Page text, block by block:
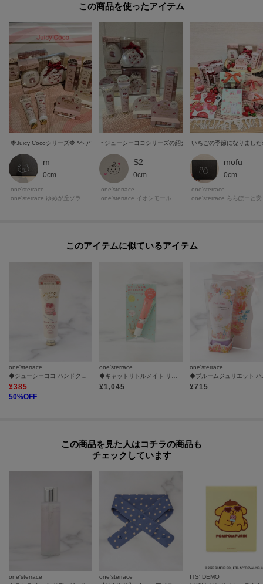
この商品を使った
m
0cm
one'sterrace
S2
0cm
one'sterrace
mofu
0cm
one'sterrace
このアイテムに似ているアイテム
one'sterrace
¥385
50%OFF
one'sterrace
¥1,045
one'sterrace
¥715
この商品を見た人はコチラの商品も
チェックしています
one'sterrace
one'sterrace
ITS' DEMO